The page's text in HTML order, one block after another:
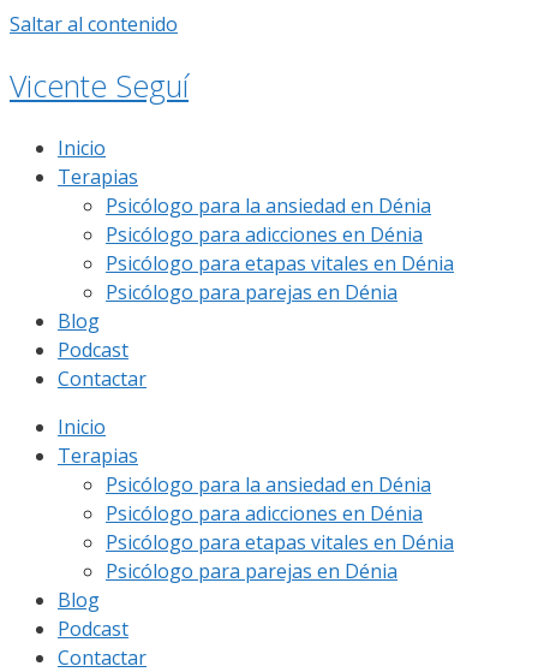
Saltar al contenido
Vicente Seguí
Inicio
Terapias
Psicólogo para la ansiedad en Dénia
Psicólogo para adicciones en Dénia
Psicólogo para etapas vitales en Dénia
Psicólogo para parejas en Dénia
Blog
Podcast
Contactar
Inicio
Terapias
Psicólogo para la ansiedad en Dénia
Psicólogo para adicciones en Dénia
Psicólogo para etapas vitales en Dénia
Psicólogo para parejas en Dénia
Blog
Podcast
Contactar